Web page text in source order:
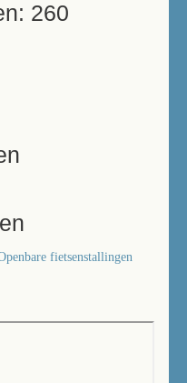
260
fietsenstallingen